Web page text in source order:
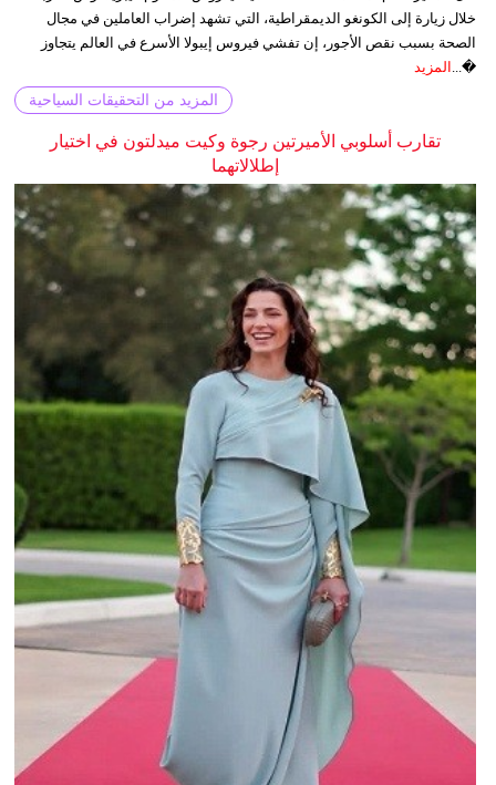
خلال زيارة إلى الكونغو الديمقراطية، التي تشهد إضراب العاملين في مجال
الصحة بسبب نقص الأجور، إن تفشي فيروس إيبولا الأسرع في العالم يتجاوز
�... المزيد
المزيد من التحقيقات السياحية
تقارب أسلوبي الأميرتين رجوة وكيت ميدلتون في اختيار
إطلالاتهما